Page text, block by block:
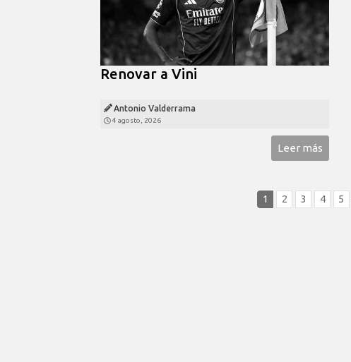
Renovar a Vini
Antonio Valderrama
4 agosto, 2026
Leer más
1 2 3 4 5